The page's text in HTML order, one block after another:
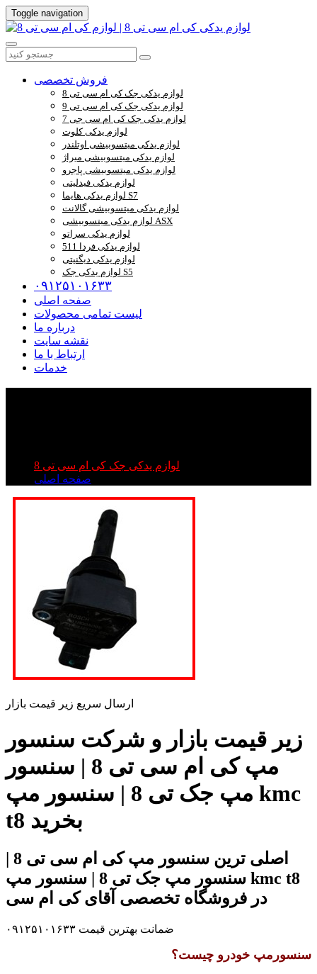
Toggle navigation
فروش تخصصی
لوازم یدکی جک کی ام سی تی 8
لوازم یدکی جک کی ام سی تی 9
لوازم یدکی جک کی ام سی جی 7
لوازم یدکی کلوت
لوازم یدکی میتسوبیشی اوتلندر
لوازم یدکی میتسوبیشی میراژ
لوازم یدکی میتسوبیشی پاجرو
لوازم یدکی فیدلیتی
لوازم یدکی هایما S7
لوازم یدکی میتسوبیشی گالانت
لوازم یدکی میتسوبیشی ASX
لوازم یدکی سراتو
لوازم یدکی فردا 511
لوازم یدکی دیگنیتی
لوازم یدکی جک S5
۰۹۱۲۵۱۰۱۶۳۳
صفحه اصلی
لیست تمامی محصولات
درباره ما
نقشه سایت
ارتباط با ما
خدمات
لوازم یدکی جک کی ام سی تی 8
صفحه اصلی
ارسال سریع زیر قیمت بازار
زیر قیمت بازار و شرکت سنسور
مپ کی ام سی تی 8 | سنسور
مپ جک تی 8 | سنسور مپ kmc
t8 بخرید
سنسور مپ جک تی 8 | سنسور مپ kmc t8
در فروشگاه تخصصی آقای کی ام سی
ضمانت بهترین قیمت ۰۹۱۲۵۱۰۱۶۳۳
سنسورمپ خودرو چیست؟